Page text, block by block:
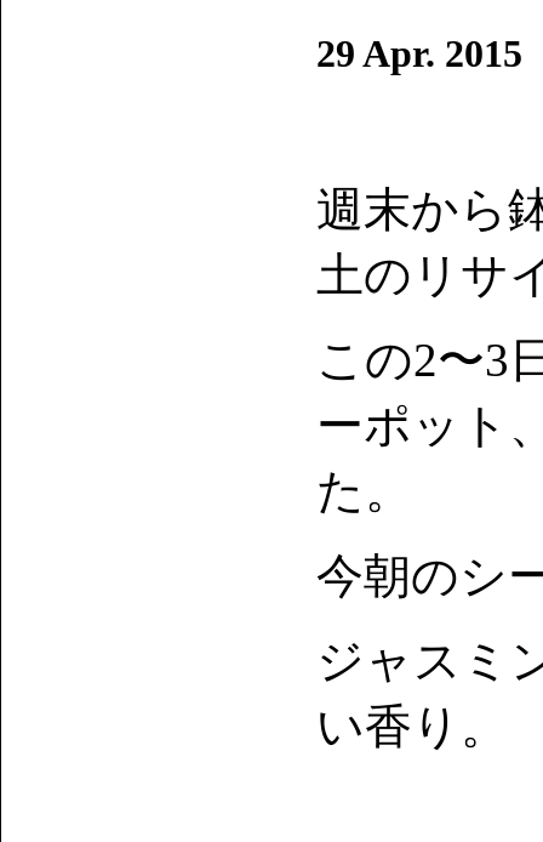
29 Apr. 2015
週末から
土のリサ
この2〜3
ーポット
た。
今朝のシ
ジャスミ
い香り。